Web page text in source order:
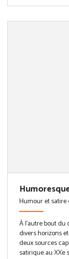
Humour et satire
À l’autre bout
divers horizons
deux sources
satirique au XXe